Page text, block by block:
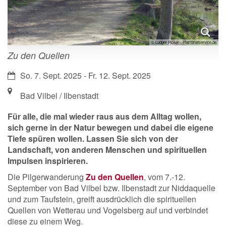
© Ludger Picker - Pfarrbriefservice.de
Zu den Quellen
Datum:So. 7. Sept. 2025 - Fr. 12. Sept. 2025
Ort: Bad Vilbel / Ilbenstadt
Für alle, die mal wieder raus aus dem Alltag wollen,
sich gerne in der Natur bewegen und dabei die eigene
Tiefe spüren wollen. Lassen Sie sich von der
Landschaft, von anderen Menschen und spirituellen
Impulsen inspirieren.
Die Pilgerwanderung Zu den Quellen, vom 7.-12.
September von Bad Vilbel bzw. Ilbenstadt zur Niddaquelle
und zum Taufstein, greift ausdrücklich die spirituellen
Quellen von Wetterau und Vogelsberg auf und verbindet
diese zu einem Weg.